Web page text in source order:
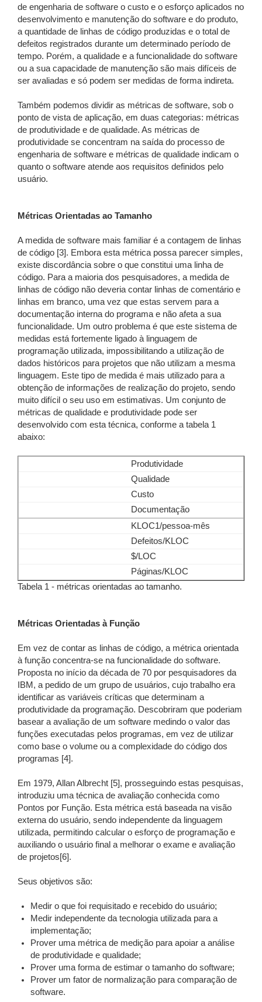
de engenharia de software o custo e o esforço aplicados no
desenvolvimento e manutenção do software e do produto,
a quantidade de linhas de código produzidas e o total de
defeitos registrados durante um determinado período de
tempo. Porém, a qualidade e a funcionalidade do software
ou a sua capacidade de manutenção são mais difíceis de
ser avaliadas e só podem ser medidas de forma indireta.
Também podemos dividir as métricas de software, sob o
ponto de vista de aplicação, em duas categorias: métricas
de produtividade e de qualidade. As métricas de
produtividade se concentram na saída do processo de
engenharia de software e métricas de qualidade indicam o
quanto o software atende aos requisitos definidos pelo
usuário.
Métricas Orientadas ao Tamanho
A medida de software mais familiar é a contagem de linhas
de código [3]. Embora esta métrica possa parecer simples,
existe discordância sobre o que constitui uma linha de
código. Para a maioria dos pesquisadores, a medida de
linhas de código não deveria contar linhas de comentário e
linhas em branco, uma vez que estas servem para a
documentação interna do programa e não afeta a sua
funcionalidade. Um outro problema é que este sistema de
medidas está fortemente ligado à linguagem de
programação utilizada, impossibilitando a utilização de
dados históricos para projetos que não utilizam a mesma
linguagem. Este tipo de medida é mais utilizado para a
obtenção de informações de realização do projeto, sendo
muito difícil o seu uso em estimativas. Um conjunto de
métricas de qualidade e produtividade pode ser
desenvolvido com esta técnica, conforme a tabela 1
abaixo:
Produtividade
Qualidade
Custo
Documentação
KLOC1/pessoa-mês
Defeitos/KLOC
$/LOC
Páginas/KLOC
Tabela 1 - métricas orientadas ao tamanho.
Métricas Orientadas à Função
Em vez de contar as linhas de código, a métrica orientada
à função concentra-se na funcionalidade do software.
Proposta no início da década de 70 por pesquisadores da
IBM, a pedido de um grupo de usuários, cujo trabalho era
identificar as variáveis críticas que determinam a
produtividade da programação. Descobriram que poderiam
basear a avaliação de um software medindo o valor das
funções executadas pelos programas, em vez de utilizar
como base o volume ou a complexidade do código dos
programas [4].
Em 1979, Allan Albrecht [5], prosseguindo estas pesquisas,
introduziu uma técnica de avaliação conhecida como
Pontos por Função. Esta métrica está baseada na visão
externa do usuário, sendo independente da linguagem
utilizada, permitindo calcular o esforço de programação e
auxiliando o usuário final a melhorar o exame e avaliação
de projetos[6].
Seus objetivos são:
Medir o que foi requisitado e recebido do usuário;
Medir independente da tecnologia utilizada para a
implementação;
Prover uma métrica de medição para apoiar a análise
de produtividade e qualidade;
Prover uma forma de estimar o tamanho do software;
Prover um fator de normalização para comparação de
software.